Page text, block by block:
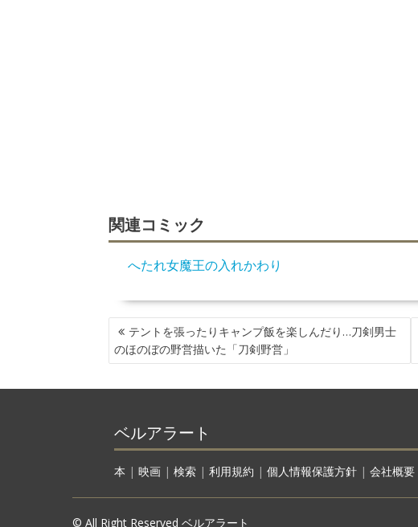
関連コミック
へたれ女魔王の入れかわり
投
稿
ナ
ゲ
シ
ョ
ン
テントを張ったりキャンプ飯を楽しんだり…刀剣男士
のほのぼの野営描いた「刀剣野営」
ベルアラート
本 | 映画| 検索| 利用規約 | 個人情報保護方針| 会社概要
© All Right Reserved ベルアラート